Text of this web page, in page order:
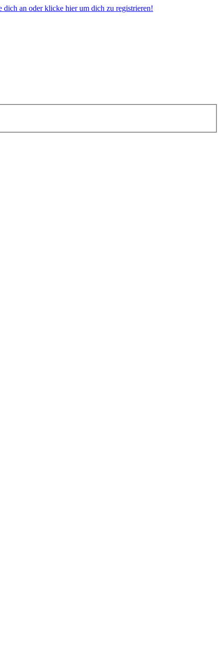
an oder klicke hier um dich zu registrieren!